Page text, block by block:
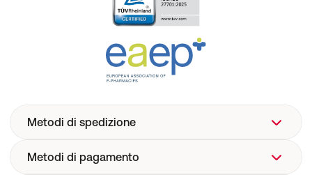
Metodi di spedizione
Metodi di pagamento